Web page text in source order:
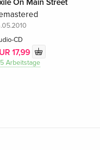
On Main Street
CD
17,99
Arbeitstage